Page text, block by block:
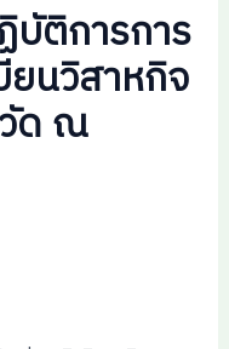
บัติการการ
ยนวิสาหกิจ
ด ณ